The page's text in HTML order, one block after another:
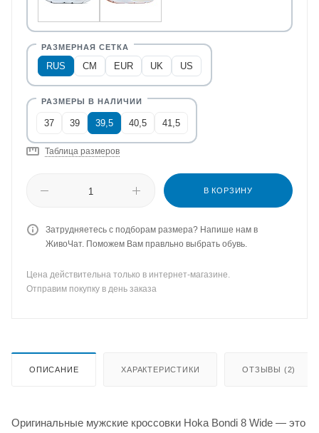
RUS CM EUR UK US
37 39 39,5 40,5 41,5
Таблица размеров
В КОРЗИНУ
Затрудняетесь с подборам размера? Напише нам в
ЖивоЧат. Поможем Вам правльно выбрать обувь.
Цена действительна только в интернет-магазине.
Отправим покупку в день заказа
ОПИСАНИЕ ХАРАКТЕРИСТИКИ ОТЗЫВЫ (2)
Оригинальные мужские кроссовки Hoka Bondi 8 Wide — это